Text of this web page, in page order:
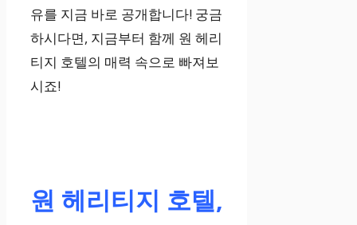
유를 지금 바로 공개합니다! 궁금
하시다면, 지금부터 함께 원 헤리
티지 호텔의 매력 속으로 빠져보
시죠!
원 헤리티지 호텔,